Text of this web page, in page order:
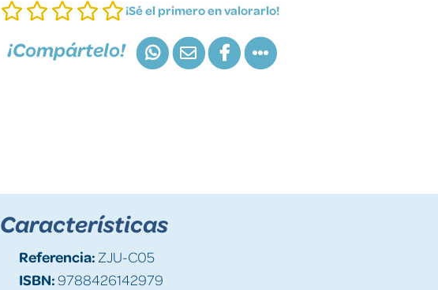
¡Sé el primero en valorarlo!
¡Compártelo!
Características
Referencia: ZJU-C05
ISBN:9788426142979